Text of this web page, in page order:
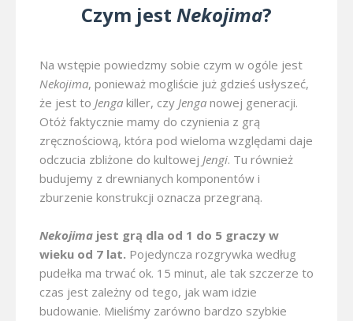
Czym jest Nekojima?
Na wstępie powiedzmy sobie czym w ogóle jest
Nekojima, ponieważ mogliście już gdzieś usłyszeć,
że jest to Jenga killer, czy Jenga nowej generacji.
Otóż faktycznie mamy do czynienia z grą
zręcznościową, która pod wieloma względami daje
odczucia zbliżone do kultowej Jengi. Tu również
budujemy z drewnianych komponentów i
zburzenie konstrukcji oznacza przegraną.
Nekojima jest grą dla od 1 do 5 graczy w
wieku od 7 lat. Pojedyncza rozgrywka według
pudełka ma trwać ok. 15 minut, ale tak szczerze to
czas jest zależny od tego, jak wam idzie
budowanie. Mieliśmy zarówno bardzo szybkie